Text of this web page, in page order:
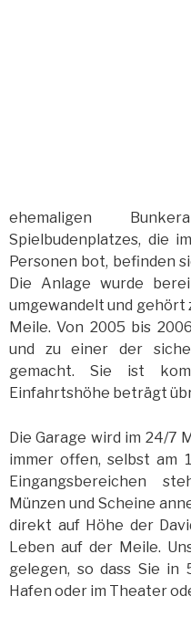
ehemaligen
Spielbudenplatzes, die
Personen bot, befinden
Die Anlage wurde
umgewandelt und gehört
Meile. Von 2005 bis
und zu einer der
gemacht. Sie ist
Einfahrtshöhe beträgt
Die Garage wird im 24/7
immer offen, selbst am
Eingangsbereichen
Münzen und Scheine
direkt auf Höhe der
Leben auf der Meile.
gelegen, so dass Sie in
Hafen oder im Theater